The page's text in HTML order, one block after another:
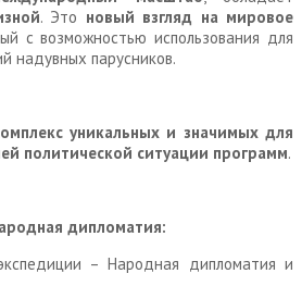
. Это новый взгляд на мировое
с возможностью использования для
надувных парусников.
уникальных и значимых для
политической ситуации программ.
дипломатия:
– Народная дипломатия и